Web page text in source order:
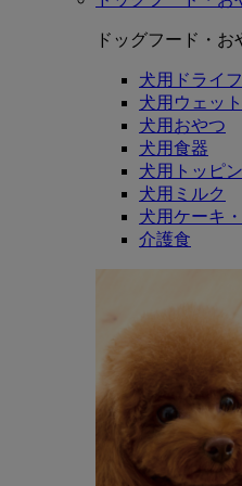
ドッグフード・お
犬用ドライ
犬用ウェッ
犬用おやつ
犬用食器
犬用トッピ
犬用ミルク
犬用ケーキ
介護食